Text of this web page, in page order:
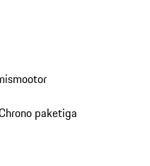
paketiga